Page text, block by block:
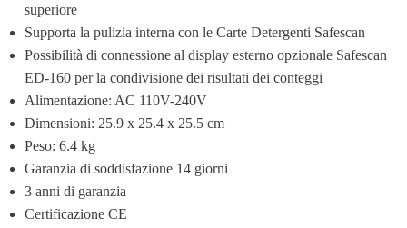
superiore
Supporta la pulizia interna con le Carte Detergenti Safescan
Possibilità di connessione al display esterno opzionale Safescan
ED-160 per la condivisione dei risultati dei conteggi
Alimentazione: AC 110V-240V
Dimensioni: 25.9 x 25.4 x 25.5 cm
Peso: 6.4 kg
Garanzia di soddisfazione 14 giorni
3 anni di garanzia
Certificazione CE